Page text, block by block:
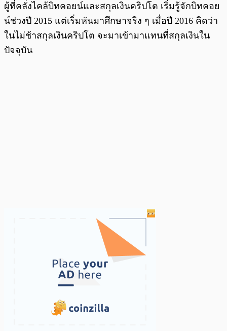
ผู้ที่คลั่งไคล้บิทคอยน์และสกุลเงินคริปโต เริ่มรู้จักบิทคอย
น์ช่วงปี 2015 แต่เริ่มหันมาศึกษาจริง ๆ เมื่อปี 2016 คิดว่า
ในไม่ช้าสกุลเงินคริปโต จะมาเข้ามาแทนที่สกุลเงินใน
ปัจจุบัน